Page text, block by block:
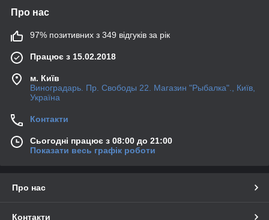
Про нас
97% позитивних з 349 відгуків за рік
Працює з 15.02.2018
м. Київ
Виноградарь. Пр. Свободы 22. Магазин "Рыбалка"., Київ,
Україна
Контакти
Сьогодні працює з 08:00 до 21:00
Показати весь графік роботи
Про нас
Контакти